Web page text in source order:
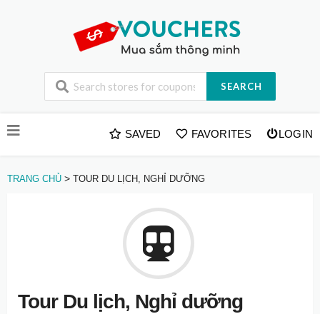
SEARCH
to
SAVED FAVORITES LOGIN
TRANG CHỦ > TOUR DU LỊCH, NGHỈ DƯỠNG
Tour Du lịch, Nghỉ dưỡng